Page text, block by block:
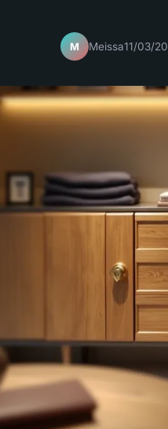
M Meissa11/03/